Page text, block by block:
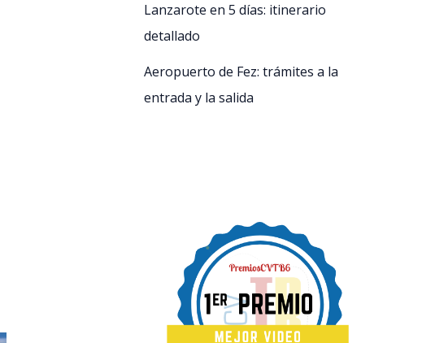
Lanzarote en 5 días: itinerario
detallado
Aeropuerto de Fez: trámites a la
entrada y la salida